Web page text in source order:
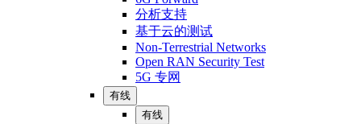
分析支持
基于云的测试
Non-Terrestrial Networks
Open RAN Security Test
5G 专网
有线
有线